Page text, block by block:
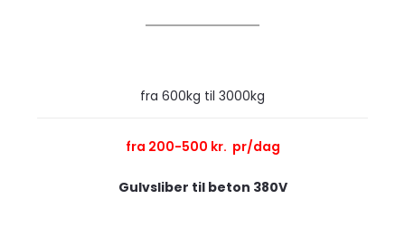
fra 600kg til 3000kg
fra 200-500 kr. pr/dag
Gulvsliber til beton 380V